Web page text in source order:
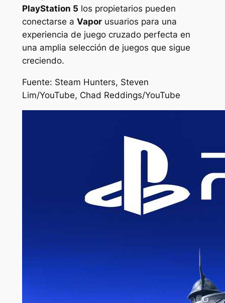
PlayStation 5 los propietarios pueden
conectarse a Vaporusuarios para una
experiencia de juego cruzado perfecta en
una amplia selección de juegos que sigue
creciendo.
Fuente: Steam Hunters, Steven
Lim/YouTube, Chad Reddings/YouTube